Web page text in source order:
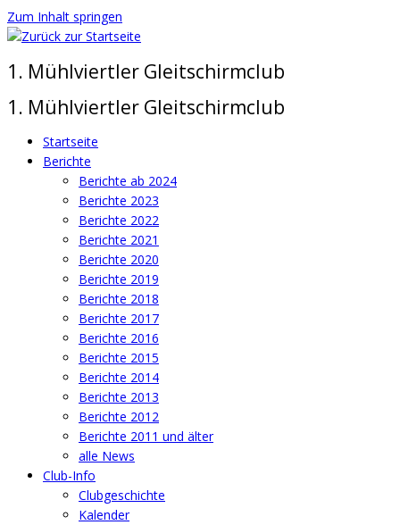
Zum Inhalt springen
1. Mühlviertler Gleitschirmclub
1. Mühlviertler Gleitschirmclub
Startseite
Berichte
Berichte ab 2024
Berichte 2023
Berichte 2022
Berichte 2021
Berichte 2020
Berichte 2019
Berichte 2018
Berichte 2017
Berichte 2016
Berichte 2015
Berichte 2014
Berichte 2013
Berichte 2012
Berichte 2011 und älter
alle News
Club-Info
Clubgeschichte
Kalender